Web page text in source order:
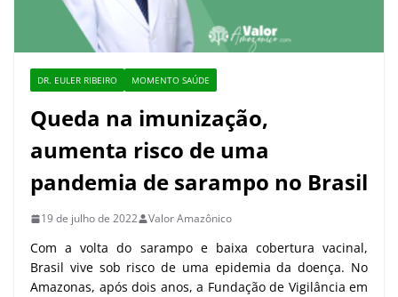
DR. EULER RIBEIRO MOMENTO SAÚDE
Queda na imunização,
aumenta risco de uma
pandemia de sarampo no Brasil
19 de julho de 2022 Valor Amazônico
Com a volta do sarampo e baixa cobertura vacinal,
Brasil vive sob risco de uma epidemia da doença. No
Amazonas, após dois anos, a Fundação de Vigilância em